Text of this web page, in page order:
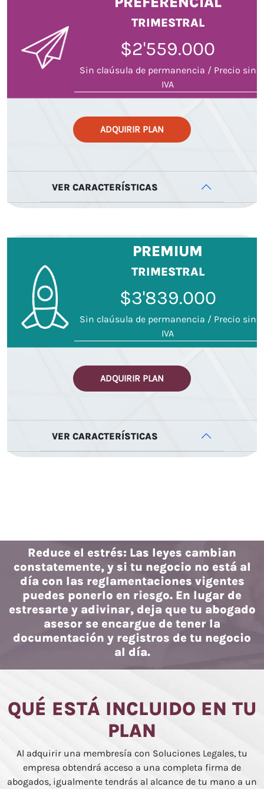
TRIMESTRAL
$2'559.000
Sin claúsula de permanencia / Precio sin
IVA
ADQUIRIR PLAN
VER CARACTERÍSTICAS
PREMIUM
TRIMESTRAL
$3'839.000
Sin claúsula de permanencia / Precio sin
IVA
ADQUIRIR PLAN
VER CARACTERÍSTICAS
Reduce el estrés: Las leyes cambian
constatemente, y si tu negocio no está al
día con las reglamentaciones vigentes
puedes ponerlo en riesgo. En lugar de
estresarte y adivinar, deja que tu abogado
asesor se encargue de tener la
documentación y registros de tu negocio
al día.
QUÉ ESTÁ INCLUIDO EN TU
PLAN
Al adquirir una membresía con Soluciones Legales, tu
empresa obtendrá acceso a una completa firma de
abogados, igualmente tendrás al alcance de tu mano a un